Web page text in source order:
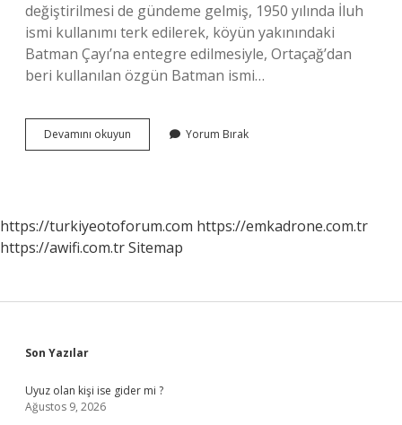
değiştirilmesi de gündeme gelmiş, 1950 yılında İluh
ismi kullanımı terk edilerek, köyün yakınındaki
Batman Çayı’na entegre edilmesiyle, Ortaçağ’dan
beri kullanılan özgün Batman ismi…
Devamını okuyun
Genel
Yorum Bırak
https://turkiyeotoforum.com https://emkadrone.com.tr
https://awifi.com.trSitemap
Sidebar
Son Yazılar
Uyuz olan kişi ise gider mi ?
Ağustos 9, 2026